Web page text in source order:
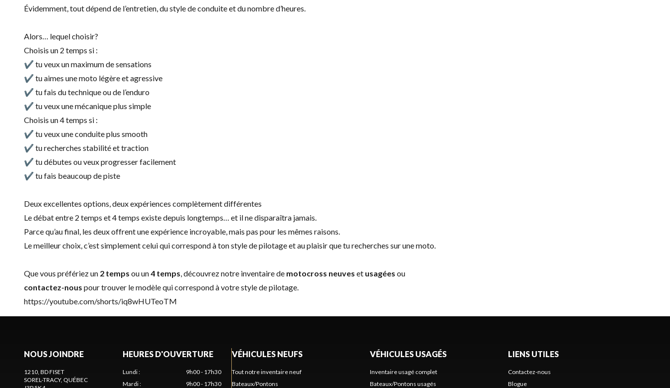
Évidemment, tout dépend de l’entretien, du style de conduite et du nombre d’heures.
Alors… lequel choisir?
Choisis un 2 temps si :
✔ tu veux un maximum de sensations
✔ tu aimes une moto légère et agressive
✔ tu fais du technique ou de l’enduro
✔ tu veux une mécanique plus simple
Choisis un 4 temps si :
✔ tu veux une conduite plus smooth
✔ tu recherches stabilité et traction
✔ tu débutes ou veux progresser facilement
✔ tu fais beaucoup de piste
Deux excellentes options, deux expériences complètement différentes
Le débat entre 2 temps et 4 temps existe depuis longtemps… et il ne disparaîtra jamais.
Parce qu’au final, les deux offrent une expérience incroyable, mais pas pour les mêmes raisons.
Le meilleur choix, c’est simplement celui qui correspond à ton style de pilotage et au plaisir que tu recherches sur une moto.
Que vous préfériez un 2 temps ou un4 temps, découvrez notre inventaire de motocross neuves et usagées ou
contactez-nous pour trouver le modèle qui correspond à votre style de pilotage.
https://youtube.com/shorts/iq8wHUTeoTM
NOUS JOINDRE
1210, BD FISET
SOREL-TRACY, QUÉBEC
HEURES D'OUVERTURE
Lundi:
9h00 - 17h30
Mardi: 9h00 - 17h30
VÉHICULES NEUFS
Tout notre inventaire neuf
Bateaux/Pontons
VÉHICULES USAGÉS
Inventaire usagé complet
Bateaux/Pontons usagés
LIENS UTILES
Contactez-nous
Blogue